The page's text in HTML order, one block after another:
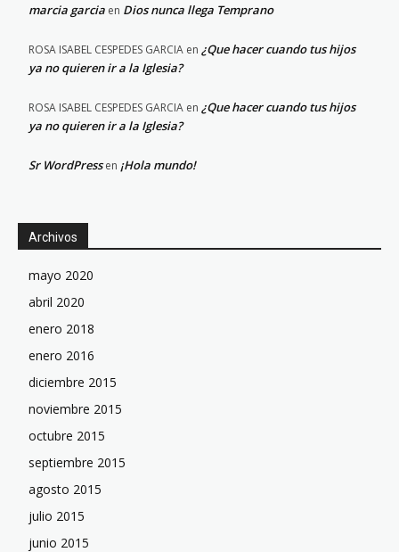
marcia garcia en Dios nunca llega Temprano
ROSA ISABEL CESPEDES GARCIA en ¿Que hacer cuando tus hijos
ya no quieren ir a la Iglesia?
ROSA ISABEL CESPEDES GARCIA en ¿Que hacer cuando tus hijos
ya no quieren ir a la Iglesia?
Sr WordPressen ¡Hola mundo!
Archivos
mayo 2020
abril 2020
enero 2018
enero 2016
diciembre 2015
noviembre 2015
octubre 2015
septiembre 2015
agosto 2015
julio 2015
junio 2015